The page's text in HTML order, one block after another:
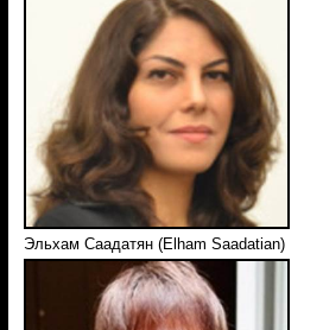
Эльхам Саадатян (Elham Saadatian)